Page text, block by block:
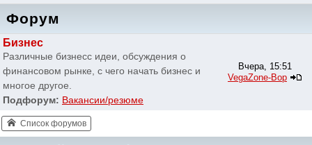
Форум
Бизнес
Различные бизнесс идеи, обсуждения о
финансовом рынке, с чего начать бизнес и
многое другое.
Подфорум: Вакансии/резюме
Вчера, 15:51
VegaZone-Bop
Список форумов